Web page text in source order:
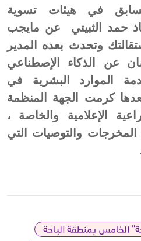
في هيئات تسوية
حمد الثبيتي عن مايجب
وتحدث بعده المدير
عن الذكاء الإصطناعي
الموارد البشرية في
كرمت الجهة المنظمة
الإعلامية والخاصة ،
المخرجات والتوصيات التي
الخامس بمنطقة الباحة